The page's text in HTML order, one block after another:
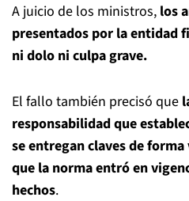
A juicio de los ministros, los
presentados por la entidad
ni dolo ni culpa grave.
El fallo también precisó que
responsabilidad que
se entregan claves de
que la norma entró en
hechos.